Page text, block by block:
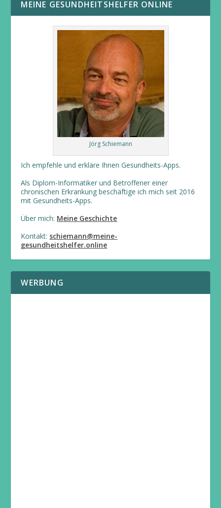
MEINE GESUNDHEITSHELFER ONLINE
Jörg Schiemann
Ich empfehle und erkläre Ihnen Gesundheits-Apps.
Als Diplom-Informatiker und Betroffener einer
chronischen Erkrankung beschäftige ich mich seit 2016
mit Gesundheits-Apps.
Über mich: Meine Geschichte
Kontakt: schiemann@meine-
gesundheitshelfer.online
WERBUNG